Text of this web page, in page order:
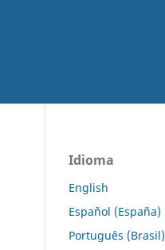
Idioma
English
Español (España)
Português (Brasil)